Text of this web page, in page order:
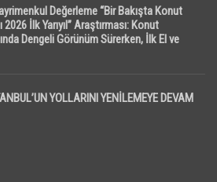
Değerleme “Bir Bakışta Konut
2026 İlk Yarıyıl” Araştırması: Konut
Dengeli Görünüm Sürerken, İlk El ve
YOLLARINI YENİLEMEYE DEVAM